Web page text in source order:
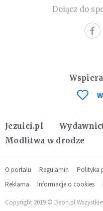
Dołącz do
Jezuici.pl
Modlitwa w drodze
O portalu Regulamin Polityka
Reklama
Informacje o cookies
Copyright 2019 © Deon.pl